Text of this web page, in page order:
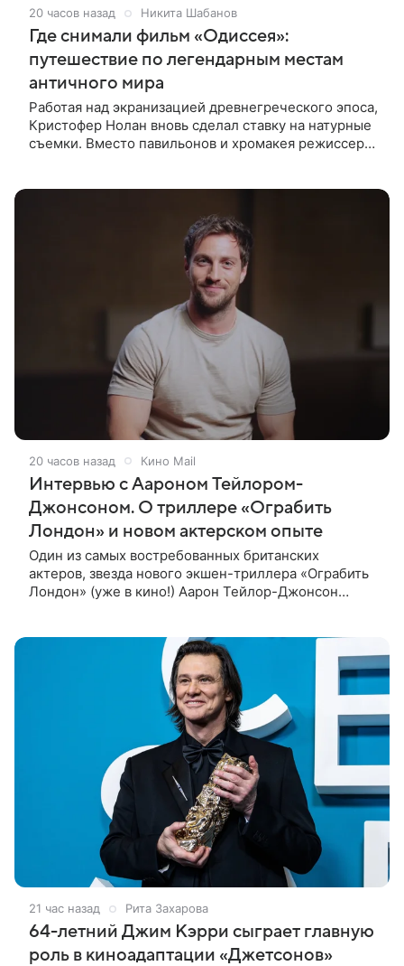
20 часов назад Никита Шабанов
Где снимали фильм «Одиссея»:
путешествие по легендарным местам
античного мира
Работая над экранизацией древнегреческого эпоса,
Кристофер Нолан вновь сделал ставку на натурные
съемки. Вместо павильонов и хромакея режиссер
20 часов назад Кино Mail
Интервью с Аароном Тейлором-
Джонсоном. О триллере «Ограбить
Лондон» и новом актерском опыте
Один из самых востребованных британских
актеров, звезда нового экшен-триллера «Ограбить
Лондон» (уже в кино!) Аарон Тейлор-Джонсон
21 час назад Рита Захарова
64-летний Джим Кэрри сыграет главную
роль в киноадаптации «Джетсонов»